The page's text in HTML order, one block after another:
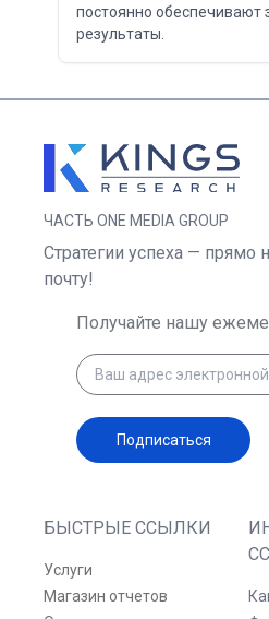
постоянно обеспечивают
результаты.
ЧАСТЬ ONE MEDIA GROUP
БЫСТРЫЕ ССЫЛКИ
Услуги
Магазин отчетов
Стратегии успеха — прямо
почту!
Получайте нашу
Подписаться